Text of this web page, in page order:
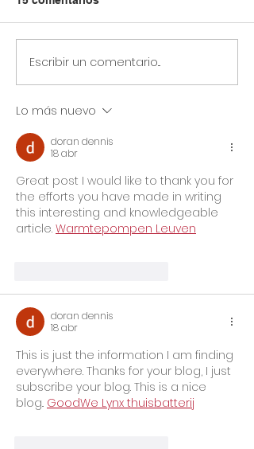
Circular Rectoral #31:
Aplicación de Pruebas
Académico
Escribir un comentario...
Lo más nuevo
doran dennis
18 abr
Great post I would like to thank you for
the efforts you have made in writing
this interesting and knowledgeable
article. Warmtepompen Leuven
doran dennis
18 abr
This is just the information I am finding
everywhere. Thanks for your blog, I just
subscribe your blog. This is a nice
blog.. GoodWe Lynx thuisbatterij